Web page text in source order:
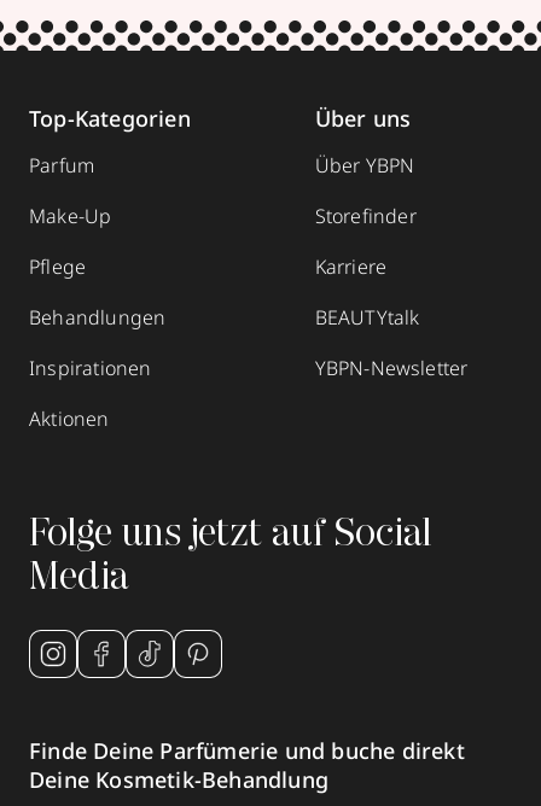
Top-Kategorien
Parfum
Make-Up
Pflege
Behandlungen
Inspirationen
Aktionen
Über uns
Über YBPN
Storefinder
Karriere
BEAUTYtalk
YBPN-Newsletter
Folge uns jetzt auf Social
Media
Finde Deine Parfümerie und buche direkt
Deine Kosmetik-Behandlung